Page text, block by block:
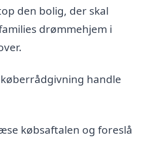
den bolig, der skal
drømmehjem i
handle
købsaftalen og foreslå